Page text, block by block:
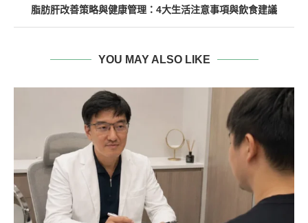
脂肪肝改善策略與健康管理：4大生活注意事項與飲食建議
YOU MAY ALSO LIKE